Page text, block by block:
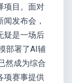
项目。面对
发布会，
疑是一场后
部署了AI辅
然成为综合
项赛事提供